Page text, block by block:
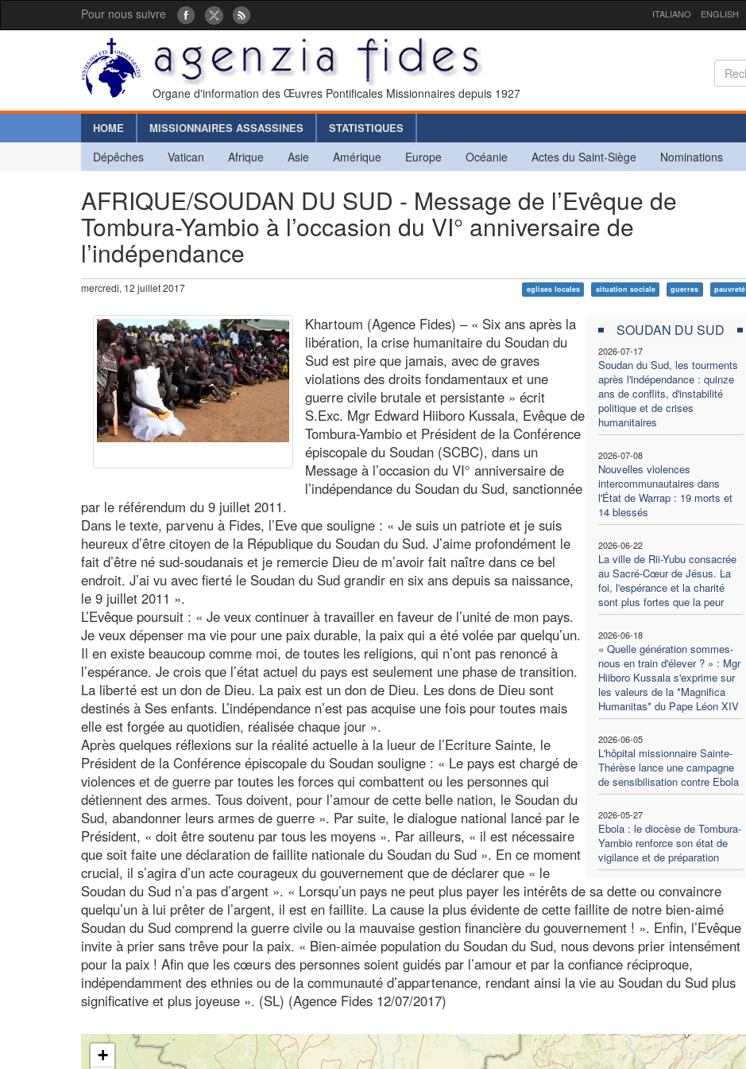
Pour nous suivre ITALIANO ENGLISH
Organe d'information des Œuvres Pontificales Missionnaires depuis 1927
HOME MISSIONNAIRES ASSASSINES STATISTIQUES
Dépêches Vatican Afrique Asie Amérique Europe Océanie Actes du Saint-Siège Nominations
AFRIQUE/SOUDAN DU SUD - Message de l’Evêque de
Tombura-Yambio à l’occasion du VI° anniversaire de
l’indépendance
mercredi, 12 juillet 2017 eglises locales situation sociale guerres pauvreté
SOUDAN DU SUD
2026-07-17
Soudan du Sud, les tourments
après l'indépendance : quinze
ans de conflits, d'instabilité
politique et de crises
humanitaires
2026-07-08
Nouvelles violences
intercommunautaires dans
l'État de Warrap : 19 morts et
14 blessés
2026-06-22
La ville de Rii-Yubu consacrée
au Sacré-Cœur de Jésus. La
foi, l'espérance et la charité
sont plus fortes que la peur
2026-06-18
« Quelle génération sommes-
nous en train d'élever ? » : Mgr
Hiiboro Kussala s'exprime sur
les valeurs de la *Magnifica
Humanitas* du Pape Léon XIV
2026-06-05
L'hôpital missionnaire Sainte-
Thérèse lance une campagne
de sensibilisation contre Ebola
2026-05-27
Ebola : le diocèse de Tombura-
Yambio renforce son état de
vigilance et de préparation
Khartoum (Agence Fides) – « Six ans après la
libération, la crise humanitaire du Soudan du
Sud est pire que jamais, avec de graves
violations des droits fondamentaux et une
guerre civile brutale et persistante » écrit
S.Exc. Mgr Edward Hiiboro Kussala, Evêque de
Tombura-Yambio et Président de la Conférence
épiscopale du Soudan (SCBC), dans un
Message à l’occasion du VI° anniversaire de
l’indépendance du Soudan du Sud, sanctionnée
par le référendum du 9 juillet 2011.
Dans le texte, parvenu à Fides, l’Eve que souligne : « Je suis un patriote et je suis
heureux d’être citoyen de la République du Soudan du Sud. J’aime profondément le
fait d’être né sud-soudanais et je remercie Dieu de m’avoir fait naître dans ce bel
endroit. J’ai vu avec fierté le Soudan du Sud grandir en six ans depuis sa naissance,
le 9 juillet 2011 ».
L’Evêque poursuit : « Je veux continuer à travailler en faveur de l’unité de mon pays.
Je veux dépenser ma vie pour une paix durable, la paix qui a été volée par quelqu’un.
Il en existe beaucoup comme moi, de toutes les religions, qui n’ont pas renoncé à
l’espérance. Je crois que l’état actuel du pays est seulement une phase de transition.
La liberté est un don de Dieu. La paix est un don de Dieu. Les dons de Dieu sont
destinés à Ses enfants. L’indépendance n’est pas acquise une fois pour toutes mais
elle est forgée au quotidien, réalisée chaque jour ».
Après quelques réflexions sur la réalité actuelle à la lueur de l’Ecriture Sainte, le
Président de la Conférence épiscopale du Soudan souligne : « Le pays est chargé de
violences et de guerre par toutes les forces qui combattent ou les personnes qui
détiennent des armes. Tous doivent, pour l’amour de cette belle nation, le Soudan du
Sud, abandonner leurs armes de guerre ». Par suite, le dialogue national lancé par le
Président, « doit être soutenu par tous les moyens ». Par ailleurs, « il est nécessaire
que soit faite une déclaration de faillite nationale du Soudan du Sud ». En ce moment
crucial, il s’agira d’un acte courageux du gouvernement que de déclarer que « le
Soudan du Sud n’a pas d’argent ». « Lorsqu’un pays ne peut plus payer les intérêts de sa dette ou convaincre
quelqu’un à lui prêter de l’argent, il est en faillite. La cause la plus évidente de cette faillite de notre bien-aimé
Soudan du Sud comprend la guerre civile ou la mauvaise gestion financière du gouvernement ! ». Enfin, l’Evêque
invite à prier sans trêve pour la paix. « Bien-aimée population du Soudan du Sud, nous devons prier intensément
pour la paix ! Afin que les cœurs des personnes soient guidés par l’amour et par la confiance réciproque,
indépendamment des ethnies ou de la communauté d’appartenance, rendant ainsi la vie au Soudan du Sud plus
significative et plus joyeuse ». (SL) (Agence Fides 12/07/2017)
+